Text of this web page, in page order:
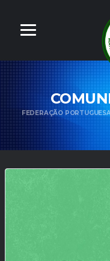
FEDERAÇÃO